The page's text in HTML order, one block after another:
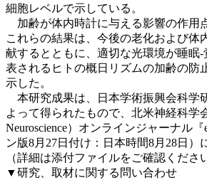
細胞レベルで示している。
加齢が体内時計に与える影響の作用
これらの結果は、今後の老化および体
献するとともに、適切な光環境が睡眠
表されるヒトの概日リズムの加齢の防
示した。
本研究成果は、日本学術振興会科学
よって得られたもので、北米神経科学
Neuroscience）オンラインジャーナル
ン版8月27日付け：日本時間8月28日）
（詳細は添付ファイルをご確認くださ
▼研究、取材に関する問い合わせ